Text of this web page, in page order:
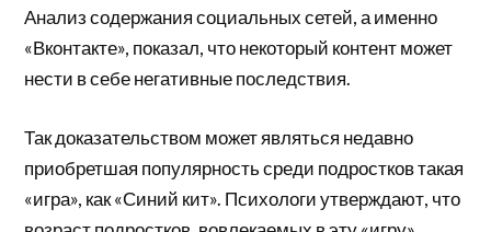
Анализ содержания социальных сетей, а именно
«Вконтакте», показал, что некоторый контент может
нести в себе негативные последствия.
Так доказательством может являться недавно
приобретшая популярность среди подростков такая
«игра», как «Синий кит». Психологи утверждают, что